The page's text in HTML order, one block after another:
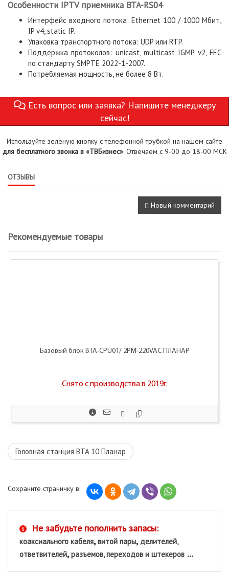
Особенности IPTV приемника BTA-RS04
Интерфейс входного потока: Ethernet 100 / 1000 Мбит,
IP v4, static IP.
Упаковка транспортного потока: UDP или RTP.
Поддержка протоколов: unicast, multicast IGMP v2, FEC
по стандарту SMPTE 2022-1-2007.
Потребляемая мощность, не более 8 Вт.
Есть вопрос или заявка? Напишите менеджеру
сейчас!
Используйте зеленую кнопку с телефонной трубкой на нашем сайте
для бесплатного звонка в «ТВБизнес». Отвечаем с 9-00 до 18-00 МСК
ОТЗЫВЫ
Новый комментарий
Рекомендуемые товары
Базовый блок BTA-CPU01/ 2PM-220VAC ПЛАНАР
Снято с производства в 2019г.
Головная станция BTA 10 Планар
Сохраните страничку в:
Не забудьте пополнить запасы:
коаксиального кабеля,витой пары, делителей,
ответвителей,разъемов, переходов и штекеров ...